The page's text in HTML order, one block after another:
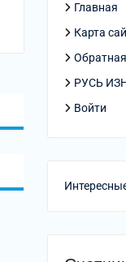
Главная
Карта
РУСЬ
Войти